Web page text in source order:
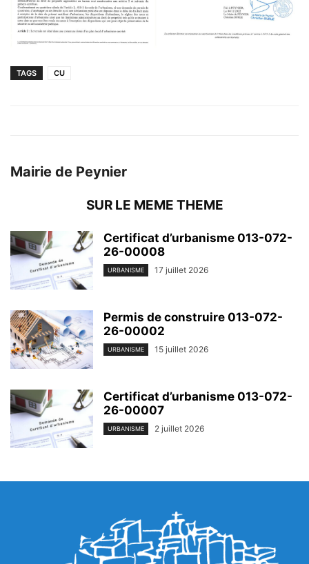
TAGS CU
Mairie de Peynier
SUR LE MEME THEME
Certificat d’urbanisme 013-072-
26-00008
URBANISME 17 juillet 2026
Permis de construire 013-072-
26-00002
URBANISME 15 juillet 2026
Certificat d’urbanisme 013-072-
26-00007
URBANISME 2 juillet 2026